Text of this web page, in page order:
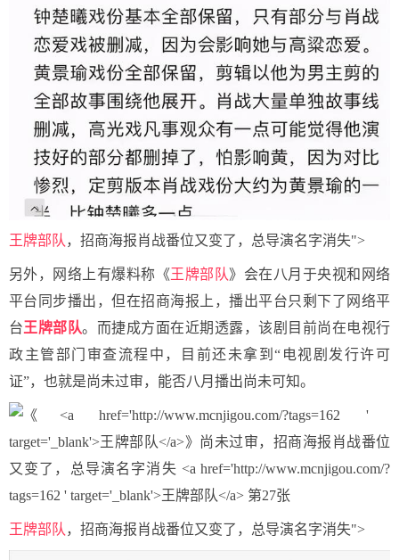
王牌部队 ，招商海报肖战番位又变了，总导演名字消失">
另外，网络上有爆料称《王牌部队》会在八月于央视和网络
平台同步播出，但在招商海报上，播出平台只剩下了网络平
台王牌部队。而捷成方面在近期透露，该剧目前尚在电视行
政主管部门审查流程中，目前还未拿到“电视剧发行许可
证”，也就是尚未过审，能否八月播出尚未可知。
王牌部队 ，招商海报肖战番位又变了，总导演名字消失">